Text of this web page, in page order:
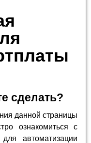
сделать?
данной страницы
ознакомиться с
автоматизации